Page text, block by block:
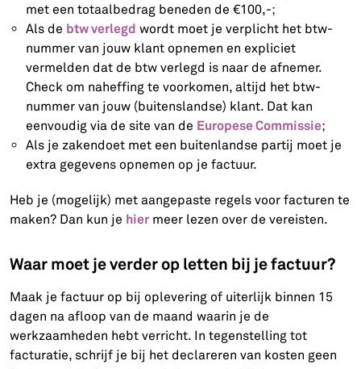
met een totaalbedrag beneden de €100,-;
Als de btw verlegd wordt moet je verplicht het btw-
nummer van jouw klant opnemen en expliciet
vermelden dat de btw verlegd is naar de afnemer.
Check om naheffing te voorkomen, altijd het btw-
nummer van jouw (buitenslandse) klant. Dat kan
eenvoudig via de site van de Europese Commissie;
Als je zakendoet met een buitenlandse partij moet je
extra gegevens opnemen op je factuur.
Heb je (mogelijk) met aangepaste regels voor facturen te
maken? Dan kun je hier meer lezen over de vereisten.
Waar moet je verder op letten bij je factuur?
Maak je factuur op bij oplevering of uiterlijk binnen 15
dagen na afloop van de maand waarin je de
werkzaamheden hebt verricht. In tegenstelling tot
facturatie, schrijf je bij het declareren van kosten geen